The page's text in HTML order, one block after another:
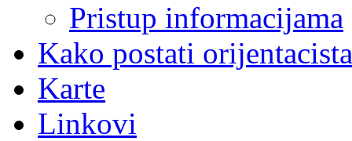
Pristup informacijama
Kako postati
Karte
Linkovi